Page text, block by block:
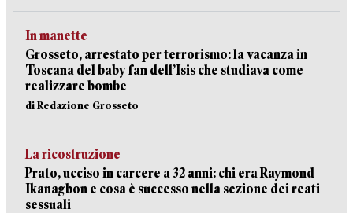
In manette
Grosseto, arrestato per terrorismo: la vacanza in
Toscana del baby fan dell’Isis che studiava come
realizzare bombe
di Redazione Grosseto
La ricostruzione
Prato, ucciso in carcere a 32 anni: chi era Raymond
Ikanagbon e cosa è successo nella sezione dei reati
sessuali